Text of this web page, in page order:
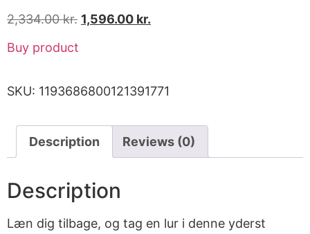
2,334.00kr. 1,596.00 kr.
Buy product
SKU: 1193686800121391771
Description Reviews (0)
Description
Læn dig tilbage, og tag en lur i denne yderst